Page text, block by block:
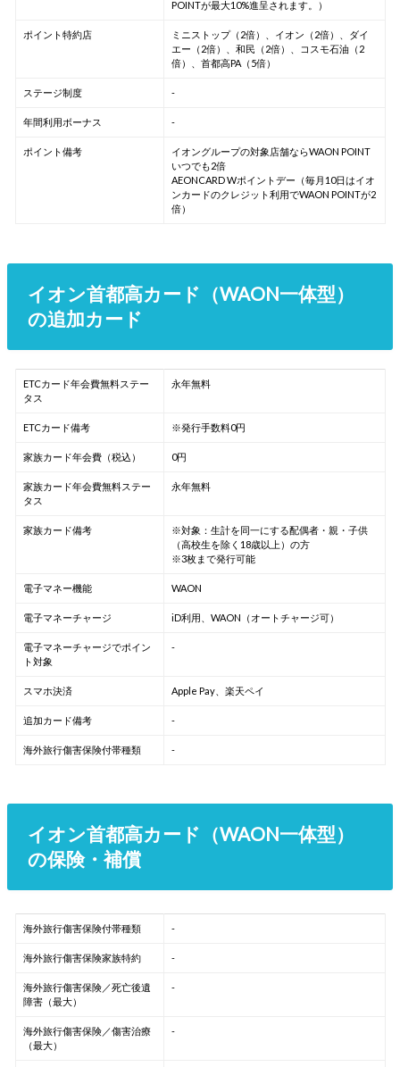
POINTが最大10%進呈されます。）
ポイント特約店
ミニストップ（2倍）、イオン（2倍）、ダイ
エー（2倍）、和民（2倍）、コスモ石油（2
倍）、首都高PA（5倍）
ステージ制度 -
年間利用ボーナス -
ポイント備考
イオングループの対象店舗ならWAON POINT
いつでも2倍
AEONCARD Wポイントデー（毎月10日はイオ
ンカードのクレジット利用でWAON POINTが2
倍）
イオン首都高カード（WAON一体型）
の追加カード
ETCカード年会費無料ステー
タス
永年無料
ETCカード備考 ※発行手数料0円
家族カード年会費（税込） 0円
家族カード年会費無料ステー
タス
永年無料
家族カード備考
※対象：生計を同一にする配偶者・親・子供
（高校生を除く18歳以上）の方
※3枚まで発行可能
電子マネー機能 WAON
電子マネーチャージ iD利用、WAON（オートチャージ可）
電子マネーチャージでポイン
ト対象
-
スマホ決済 Apple Pay、楽天ペイ
追加カード備考 -
海外旅行傷害保険付帯種類 -
イオン首都高カード（WAON一体型）
の保険・補償
海外旅行傷害保険付帯種類 -
海外旅行傷害保険家族特約 -
海外旅行傷害保険／死亡後遺
障害（最大）
-
海外旅行傷害保険／傷害治療
（最大）
-